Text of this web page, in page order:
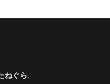
ねぐら.